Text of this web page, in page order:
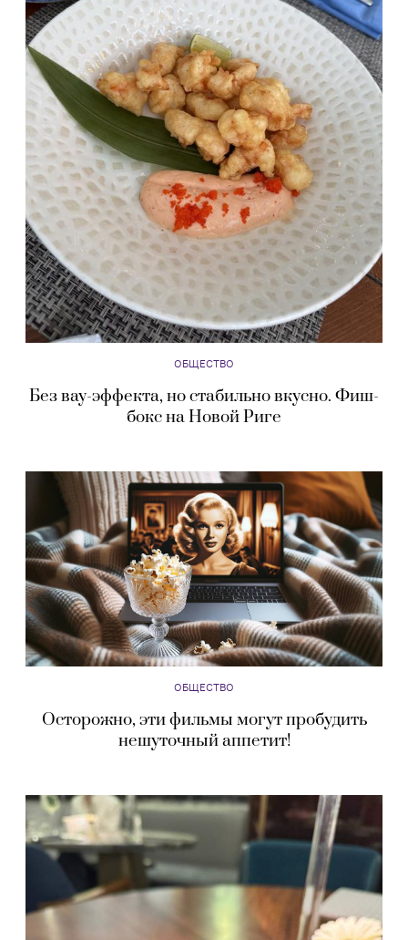
ОБЩЕСТВО
Без вау-эффекта, но стабильно вкусно. Фиш-
бокс на Новой Риге
ОБЩЕСТВО
Осторожно, эти фильмы могут пробудить
нешуточный аппетит!